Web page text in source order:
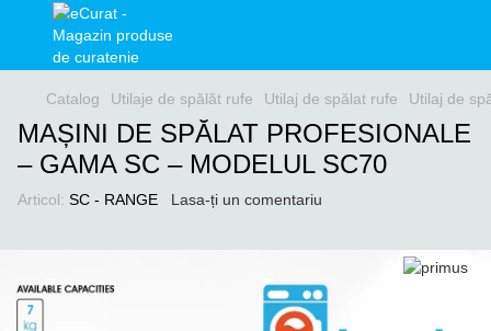
Catalog Utilaje de spălăt rufe Utilaj de spălat rufe Utilaj de
MAȘINI DE SPĂLAT PROFESIONALE
– GAMA SC – MODELUL SC70
Articol: SC - RANGE Lasa-ți un comentariu